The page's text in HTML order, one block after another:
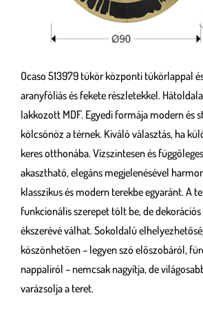
Ocaso 513979 tükör központi tükörlappal
aranyfóliás és fekete részletekkel.
lakkozott MDF. Egyedi formája modern és
kölcsönöz a térnek. Kiváló választás, ha
keres otthonába. Vízszintesen és
akasztható, elegáns megjelenésével
klasszikus és modern terekbe egyaránt. A
funkcionális szerepet tölt be, de
ékszerévé válhat. Sokoldalú
köszönhetően – legyen szó előszobáról,
nappaliról – nemcsak nagyítja, de
varázsolja a teret.